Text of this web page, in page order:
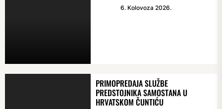
6. Kolovoza 2026.
PRIMOPREDAJA SLUŽBE
PREDSTOJNIKA SAMOSTANA U
HRVATSKOM ČUNTIĆU